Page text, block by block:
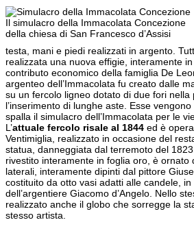
Il simulacro della Immacolata Concezione
della chiesa di San Francesco d’Assisi
testa, mani e piedi realizzati in argento.
realizzata una nuova effigie, interamente
contributo economico della famiglia De
argenteo dell’Immacolata fu creato dalle
su un fercolo ligneo dotato di due fori
l’inserimento di lunghe aste. Esse
spalla il simulacro dell’Immacolata per le
L’attuale fercolo risale al 1844 ed è
Ventimiglia, realizzato in occasione del
statua, danneggiata dal terremoto del
rivestito interamente in foglia oro, è ornato
laterali, interamente dipinti dal pittore
costituito da otto vasi adatti alle candele,
dell’argentiere Giacomo d’Angelo. Nello
realizzato anche il globo che sorregge la
stesso artista.